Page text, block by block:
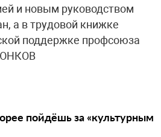
и новым руководством
а в трудовой книжке
поддержке профсоюза
пойдёшь за «культурным